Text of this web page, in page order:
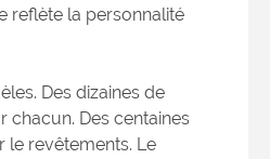
reflète la personnalité
Des dizaines de
chacun. Des centaines
le revêtements. Le